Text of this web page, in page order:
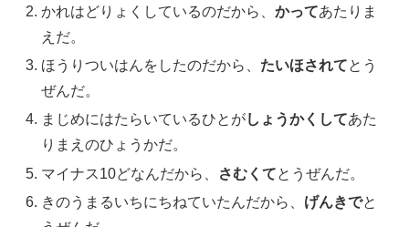
かれはどりょくしているのだから、かってあたりま
えだ。
ほうりついはんをしたのだから、 たいほされてとう
ぜんだ。
まじめにはたらいているひとがしょうかくしてあた
りまえのひょうかだ。
マイナス10どなんだから、
さむくてとうぜんだ。
きのうまるいちにちねていたんだから、 げんきでと